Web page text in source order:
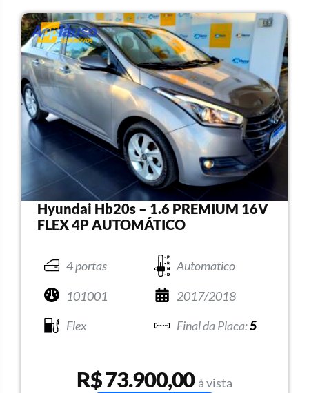
Hyundai Hb20s – 1.6 PREMIUM 16V
FLEX 4P AUTOMÁTICO
4 portas
Automatico
101001
2017/2018
Flex
5
R$ 73.900,00 à vista